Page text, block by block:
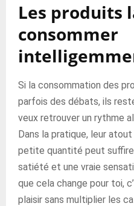
Les produits
consommer
Si la consommation des
parfois des débats, ils
veux retrouver un rythme
Dans la pratique, leur
petite quantité peut
satiété et une vraie
que cela change pour toi,
plaisir sans multiplier les